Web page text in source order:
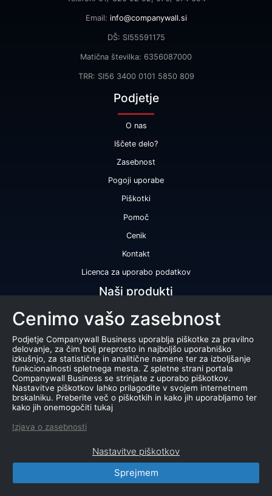
Email: info@companywall.si
DŠ: SI55591175
Matična številka: 6356087000
TRR: SI56 3400 0101 5850 809
Podjetje
O nas
Iščete delo?
Zasebnost
Pogoji uporabe
Piškotki
Pomoč
Cenik
Kontakt
Licenca za uporabo podatkov
Naši produkti
Bonitetna ocena
Bonitetno poročilo
Certifikat bonitetne odličnosti
Produkti
Sodelovanje z registrom AJPES
Marketing baza podatkov
Cenimo vašo zasebnost
Podjetje Companywall Business uporablja piškotke za pravilno
delovanje, za čim bolj preprosto in najboljšo uporabniško
izkušnjo, za statistične in analitične namene ter za izboljšanje
funkcionalnosti spletnega mesta. Z spletne strani portala
Companywall Business se strinjate z uporabo piškotkov.
Nastavitve piškotkov lahko prilagodite v svojem internetnem
brskalniku. Preberite več o piškotkih in kako jih uporabljamo ter
kako jih onemogočiti tukaj
Izjava o zasebnosti
Nastavitve piškotkov
Sprejmem